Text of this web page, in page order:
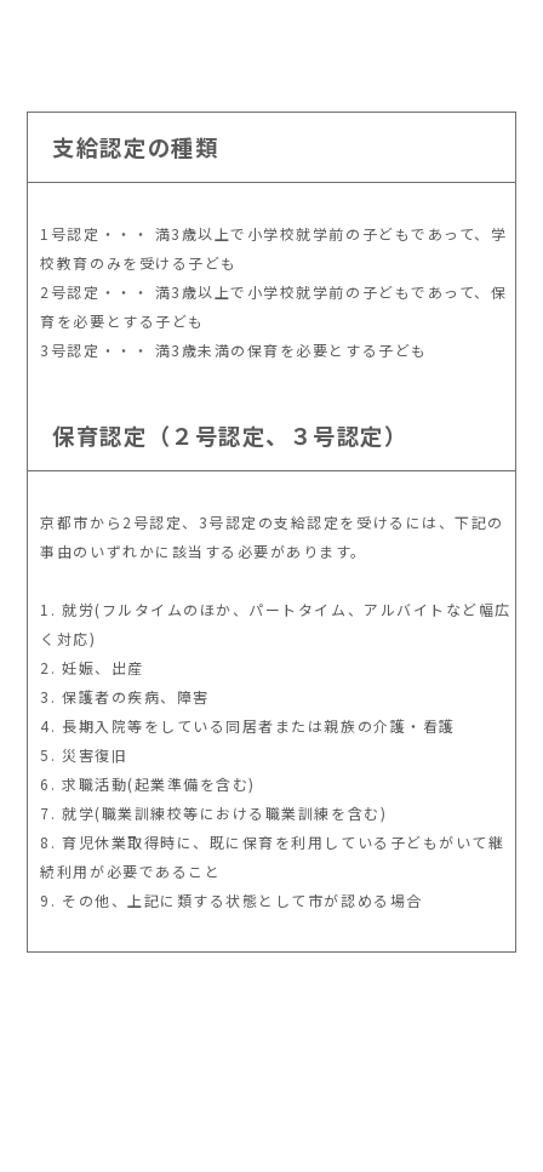
支給認定の種類
1号認定・・・ 満3歳以上で小学校就学前の子どもであって、学
校教育のみを受ける子ども
2号認定・・・ 満3歳以上で小学校就学前の子どもであって、保
育を必要とする子ども
3号認定・・・ 満3歳未満の保育を必要とする子ども
保育認定（２号認定、３号認定）
京都市から2号認定、3号認定の支給認定を受けるには、下記の
事由のいずれかに該当する必要があります。
1. 就労(フルタイムのほか、パートタイム、アルバイトなど幅広
く対応)
2. 妊娠、出産
3. 保護者の疾病、障害
4. 長期入院等をしている同居者または親族の介護・看護
5. 災害復旧
6. 求職活動(起業準備を含む)
7. 就学(職業訓練校等における職業訓練を含む)
8. 育児休業取得時に、既に保育を利用している子どもがいて継
続利用が必要であること
9. その他、上記に類する状態として市が認める場合